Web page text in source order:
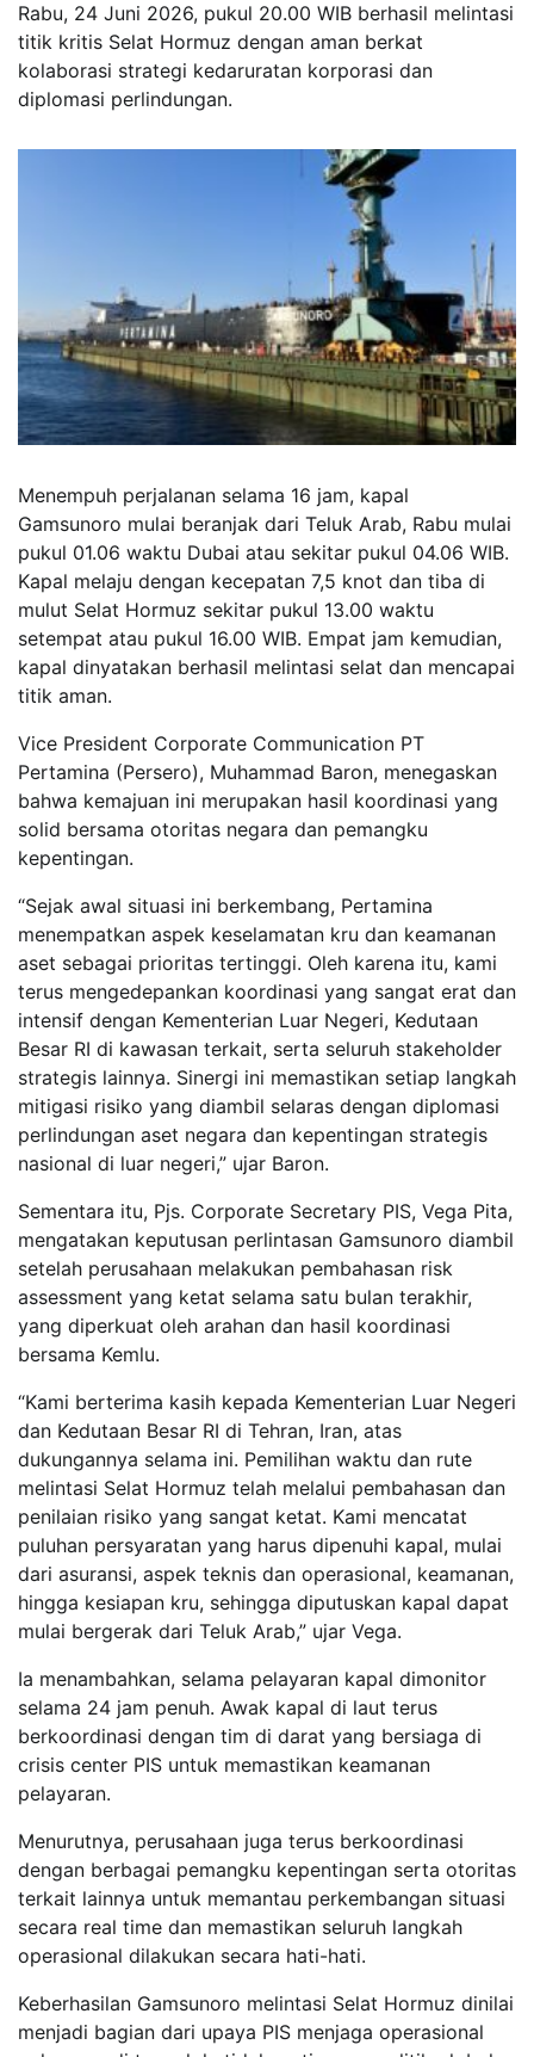
Rabu, 24 Juni 2026, pukul 20.00 WIB berhasil melintasi
titik kritis Selat Hormuz dengan aman berkat
kolaborasi strategi kedaruratan korporasi dan
diplomasi perlindungan.
Menempuh perjalanan selama 16 jam, kapal
Gamsunoro mulai beranjak dari Teluk Arab, Rabu mulai
pukul 01.06 waktu Dubai atau sekitar pukul 04.06 WIB.
Kapal melaju dengan kecepatan 7,5 knot dan tiba di
mulut Selat Hormuz sekitar pukul 13.00 waktu
setempat atau pukul 16.00 WIB. Empat jam kemudian,
kapal dinyatakan berhasil melintasi selat dan mencapai
titik aman.
Vice President Corporate Communication PT
Pertamina (Persero), Muhammad Baron, menegaskan
bahwa kemajuan ini merupakan hasil koordinasi yang
solid bersama otoritas negara dan pemangku
kepentingan.
“Sejak awal situasi ini berkembang, Pertamina
menempatkan aspek keselamatan kru dan keamanan
aset sebagai prioritas tertinggi. Oleh karena itu, kami
terus mengedepankan koordinasi yang sangat erat dan
intensif dengan Kementerian Luar Negeri, Kedutaan
Besar RI di kawasan terkait, serta seluruh stakeholder
strategis lainnya. Sinergi ini memastikan setiap langkah
mitigasi risiko yang diambil selaras dengan diplomasi
perlindungan aset negara dan kepentingan strategis
nasional di luar negeri,” ujar Baron.
Sementara itu, Pjs. Corporate Secretary PIS, Vega Pita,
mengatakan keputusan perlintasan Gamsunoro diambil
setelah perusahaan melakukan pembahasan risk
assessment yang ketat selama satu bulan terakhir,
yang diperkuat oleh arahan dan hasil koordinasi
bersama Kemlu.
“Kami berterima kasih kepada Kementerian Luar Negeri
dan Kedutaan Besar RI di Tehran, Iran, atas
dukungannya selama ini. Pemilihan waktu dan rute
melintasi Selat Hormuz telah melalui pembahasan dan
penilaian risiko yang sangat ketat. Kami mencatat
puluhan persyaratan yang harus dipenuhi kapal, mulai
dari asuransi, aspek teknis dan operasional, keamanan,
hingga kesiapan kru, sehingga diputuskan kapal dapat
mulai bergerak dari Teluk Arab,” ujar Vega.
Ia menambahkan, selama pelayaran kapal dimonitor
selama 24 jam penuh. Awak kapal di laut terus
berkoordinasi dengan tim di darat yang bersiaga di
crisis center PIS untuk memastikan keamanan
pelayaran.
Menurutnya, perusahaan juga terus berkoordinasi
dengan berbagai pemangku kepentingan serta otoritas
terkait lainnya untuk memantau perkembangan situasi
secara real time dan memastikan seluruh langkah
operasional dilakukan secara hati-hati.
Keberhasilan Gamsunoro melintasi Selat Hormuz dinilai
menjadi bagian dari upaya PIS menjaga operasional